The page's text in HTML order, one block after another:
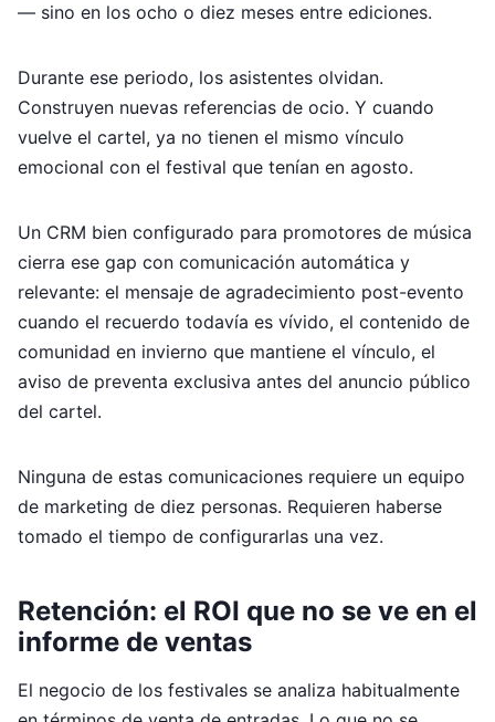
— sino en los ocho o diez meses entre ediciones.
Durante ese periodo, los asistentes olvidan.
Construyen nuevas referencias de ocio. Y cuando
vuelve el cartel, ya no tienen el mismo vínculo
emocional con el festival que tenían en agosto.
Un CRM bien configurado para promotores de música
cierra ese gap con comunicación automática y
relevante: el mensaje de agradecimiento post-evento
cuando el recuerdo todavía es vívido, el contenido de
comunidad en invierno que mantiene el vínculo, el
aviso de preventa exclusiva antes del anuncio público
del cartel.
Ninguna de estas comunicaciones requiere un equipo
de marketing de diez personas. Requieren haberse
tomado el tiempo de configurarlas una vez.
Retención: el ROI que no se ve en el
informe de ventas
El negocio de los festivales se analiza habitualmente